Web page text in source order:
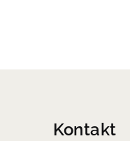
Kontakt